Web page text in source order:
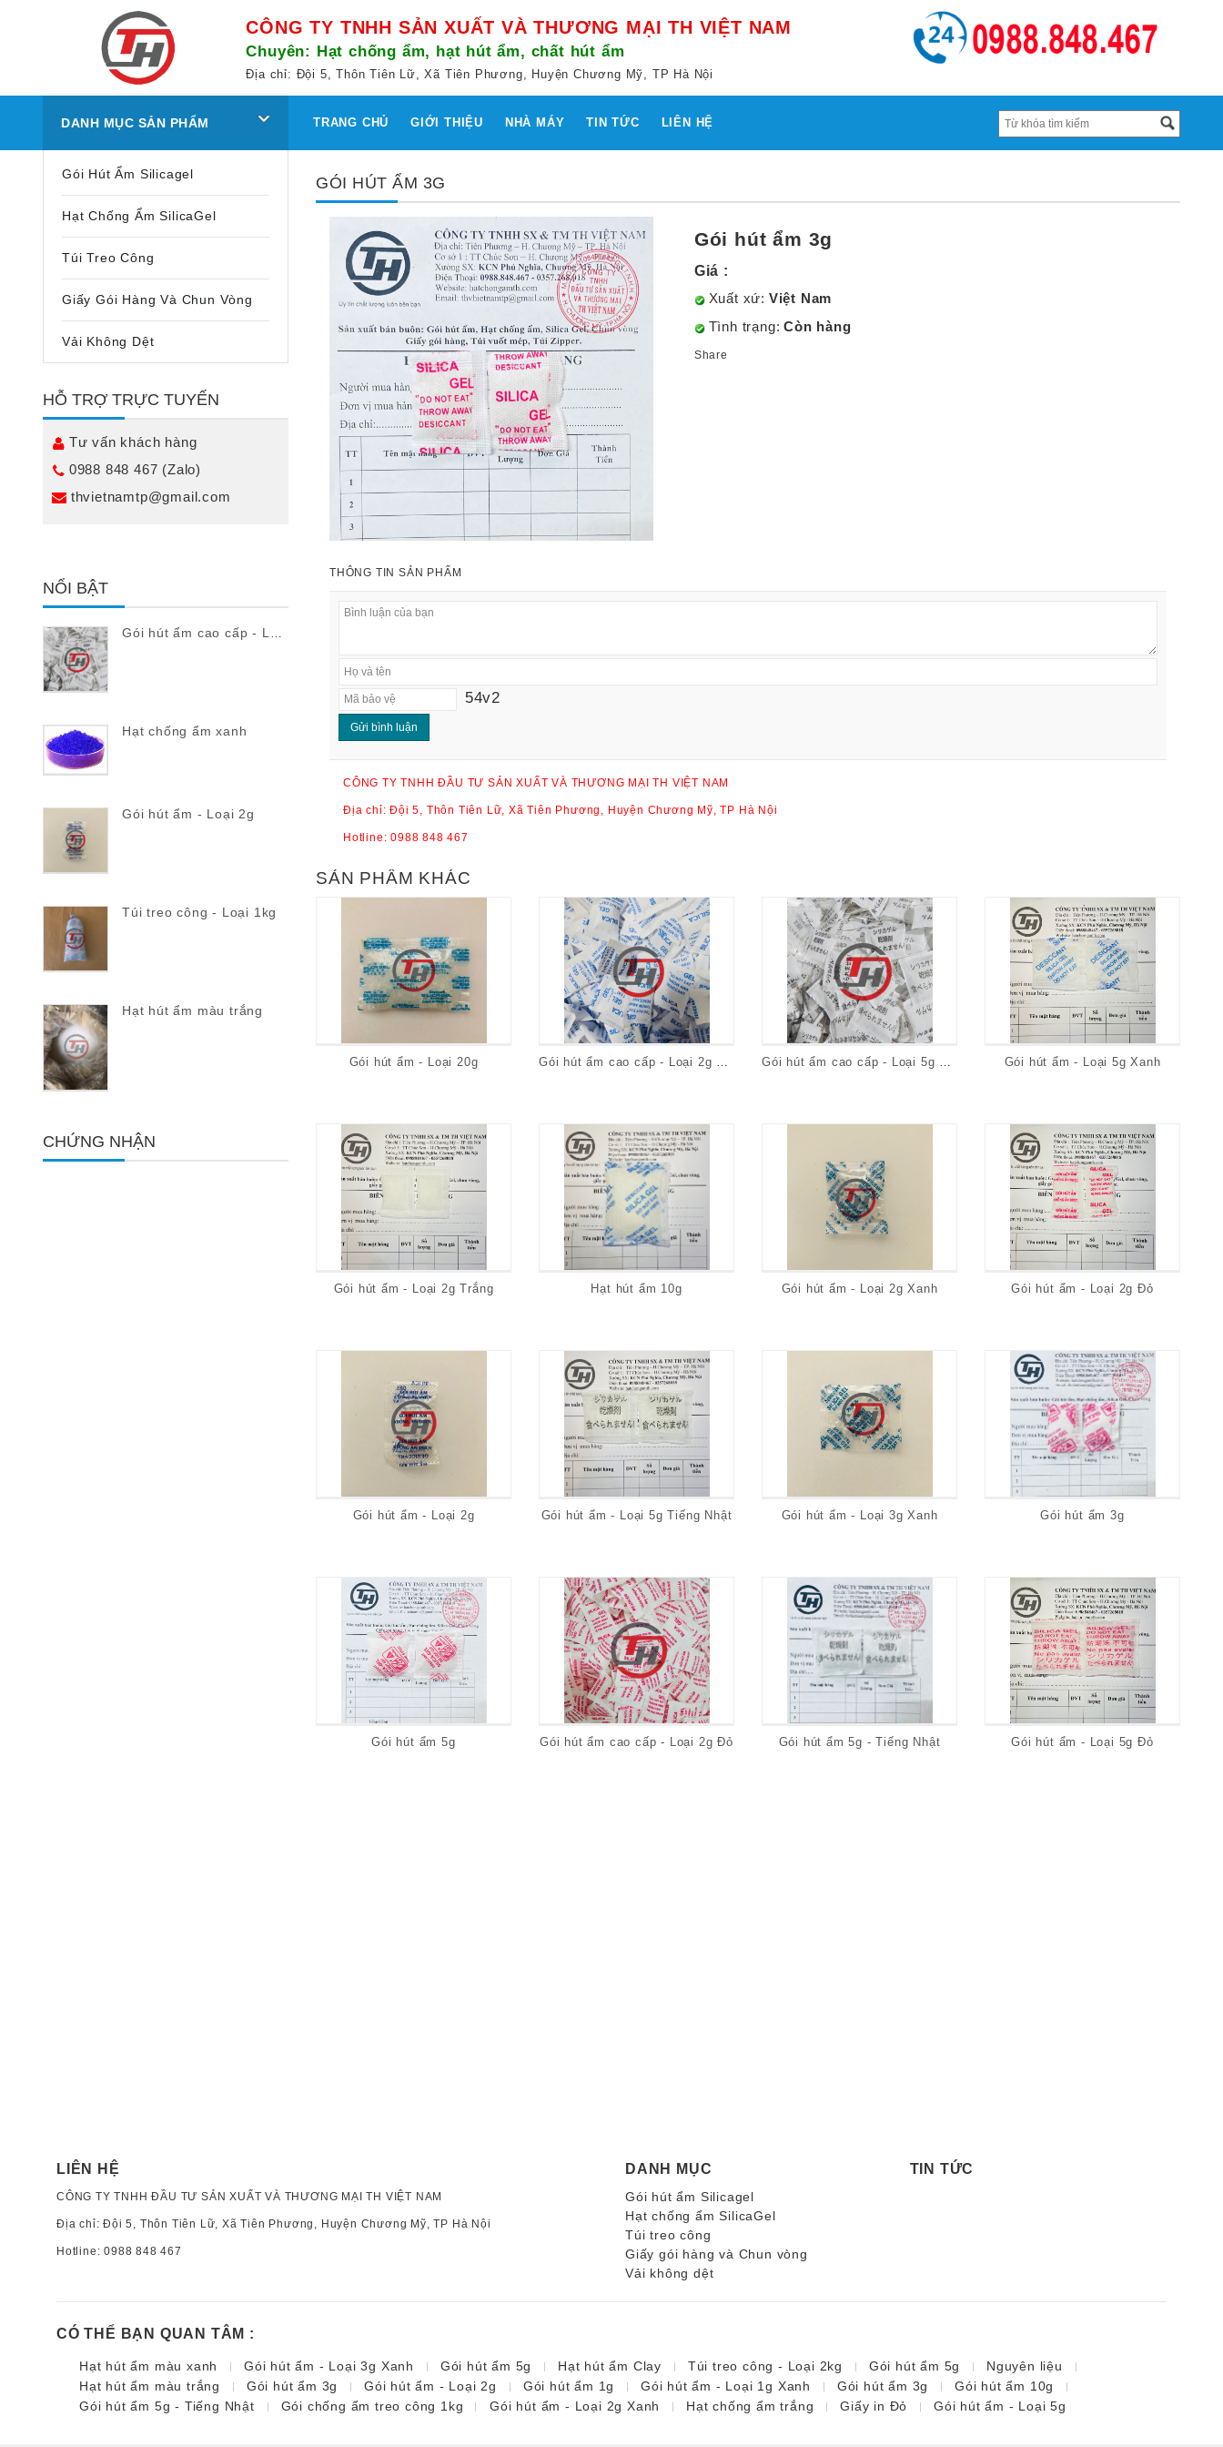
CÔNG TY TNHH SẢN XUẤT VÀ THƯƠNG MẠI TH VIỆT NAM
Chuyên: Hạt chống ẩm, hạt hút ẩm, chất hút ẩm
Địa chỉ: Đội 5, Thôn Tiên Lữ, Xã Tiên Phương, Huyện Chương Mỹ, TP Hà Nội
DANH MỤC SẢN PHẨM TRANG CHỦ GIỚI THIỆU NHÀ MÁY TIN TỨC LIÊN HỆ
Gói Hút Ẩm Silicagel
Hạt Chống Ẩm SilicaGel
Túi Treo Công
Giấy Gói Hàng Và Chun Vòng
Vải Không Dệt
HỖ TRỢ TRỰC TUYẾN
Tư vấn khách hàng
0988 848 467 (Zalo)
thvietnamtp@gmail.com
NỔI BẬT
Gói hút ẩm cao cấp - Loại 5g Tiếng Nhật
Hạt chống ẩm xanh
Gói hút ẩm - Loại 2g
Túi treo công - Loại 1kg
Hạt hút ẩm màu trắng
CHỨNG NHẬN
GÓI HÚT ẨM 3G
Gói hút ẩm 3g
Giá :
Xuất xứ: Việt Nam
Tình trạng: Còn hàng
Share
THÔNG TIN SẢN PHẨM
Gói hút ẩm 3g
54v2
CÔNG TY TNHH ĐẦU TƯ SẢN XUẤT VÀ THƯƠNG MẠI TH VIỆT NAM
Địa chỉ: Đội 5, Thôn Tiên Lữ, Xã Tiên Phương, Huyện Chương Mỹ, TP Hà Nội
Hotline:0988 848 467
SẢN PHẨM KHÁC
Gói hút ẩm - Loại 20g Gói hút ẩm - Loại 5g Xanh
Gói hút ẩm - Loại 2g Trắng Hạt hút ẩm 10g Gói hút ẩm - Loại 2g Xanh Gói hút ẩm - Loại 2g Đỏ
Gói hút ẩm - Loại 2g Gói hút ẩm - Loại 5g Tiếng Nhật Gói hút ẩm - Loại 3g Xanh Gói hút ẩm 3g
Gói hút ẩm 5g Gói hút ẩm cao cấp - Loại 2g Đỏ Gói hút ẩm 5g - Tiếng Nhật Gói hút ẩm - Loại 5g Đỏ
LIÊN HỆ
CÔNG TY TNHH ĐẦU TƯ SẢN XUẤT VÀ THƯƠNG MẠI TH VIỆT NAM
Địa chỉ: Đội 5, Thôn Tiên Lữ, Xã Tiên Phương, Huyện Chương Mỹ, TP Hà Nội
Hotline:0988 848 467
DANH MỤC
Gói hút ẩm Silicagel
Hạt chống ẩm SilicaGel
Túi treo công
Giấy gói hàng và Chun vòng
Vải không dệt
TIN TỨC
CÓ THỂ BẠN QUAN TÂM :
Hạt hút ẩm màu xanh Gói hút ẩm - Loại 3g Xanh Gói hút ẩm 5g Hạt hút ẩm Clay Túi treo công - Loại 2kg Gói hút ẩm 5g
Nguyên liệu
Hạt hút ẩm màu trắng
Gói hút ẩm 3g Gói hút ẩm - Loại 2g Gói hút ẩm 1g Gói hút ẩm - Loại 1g Xanh Gói hút ẩm 3g
Gói hút ẩm 10g
Gói hút ẩm 5g - Tiếng Nhật
Gói chống ẩm treo công 1kg Gói hút ẩm - Loại 2g Xanh Hạt chống ẩm trắng Giấy in Đỏ Gói hút ẩm - Loại 5g